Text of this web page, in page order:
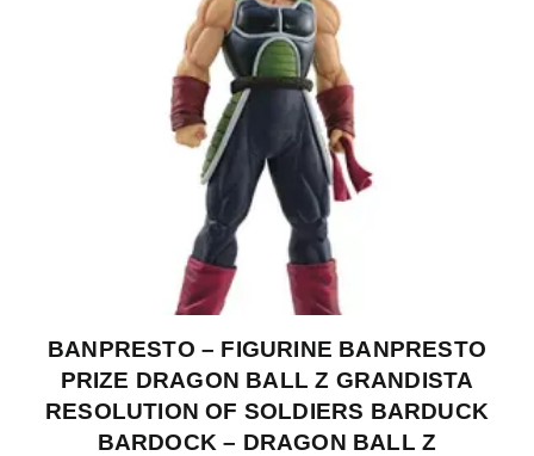
BANPRESTO – FIGURINE BANPRESTO
PRIZE DRAGON BALL Z GRANDISTA
RESOLUTION OF SOLDIERS BARDUCK
BARDOCK – DRAGON BALL Z